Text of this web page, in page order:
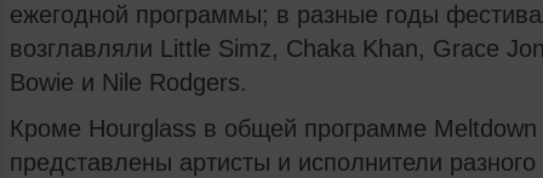
ежегодной программы; в разные годы
возглавляли Little Simz, Chaka Khan, Grace
Bowie и Nile Rodgers.
Кроме Hourglass в общей программе Meltdown
представлены артисты и исполнители